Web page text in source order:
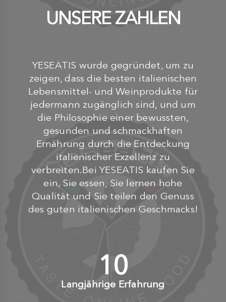
UNSERE ZAHLEN
YESEATIS wurde gegründet, um zu
zeigen, dass die besten italienischen
Lebensmittel- und Weinprodukte für
jedermann zugänglich sind, und um
die Philosophie einer bewussten,
gesunden und schmackhaften
Ernährung durch die Entdeckung
italienischer Exzellenz zu
verbreiten.Bei YESEATIS kaufen Sie
ein, Sie essen, Sie lernen hohe
Qualität und Sie teilen den Genuss
des guten italienischen Geschmacks!
10+
Langjährige Erfahrung